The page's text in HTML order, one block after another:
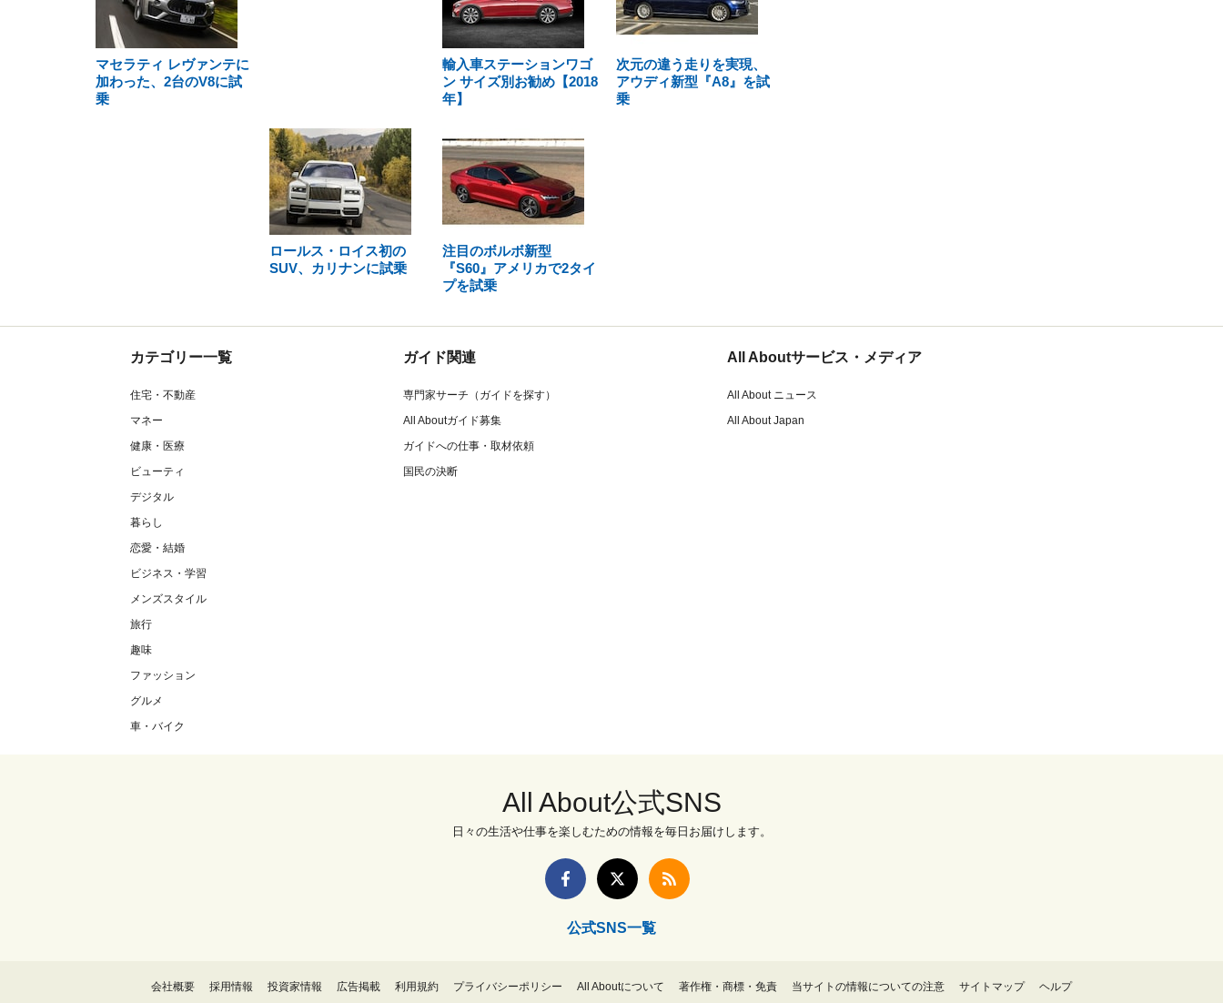
マセラティ レヴァンテに
加わった、2台のV8に試
乗
輸入車ステーションワゴ
ン サイズ別お勧め【2018
年】
次元の違う走りを実現、
アウディ新型『A8』を試
乗
ロールス・ロイス初の
SUV、カリナンに試乗
注目のボルボ新型
『S60』アメリカで2タイ
プを試乗
カテゴリー一覧
住宅・不動産
マネー
健康・医療
ビューティ
デジタル
暮らし
恋愛・結婚
ビジネス・学習
メンズスタイル
旅行
趣味
ファッション
グルメ
車・バイク
ガイド関連
専門家サーチ（ガイドを探す）
All Aboutガイド募集
ガイドへの仕事・取材依頼
国民の決断
All Aboutサービス・メディア
All About ニュース
All About Japan
All About公式SNS
日々の生活や仕事を楽しむための情報を毎日お届けします。
公式SNS一覧
会社概要 採用情報 投資家情報 広告掲載 利用規約 プライバシーポリシー All Aboutについて 著作権・商標・免責 当サイトの情報についての注意 サイトマップ ヘルプ